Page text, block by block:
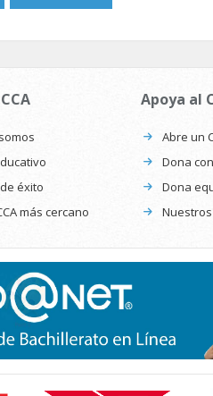
éxito
más cercano
Apoya al
Abre un
Dona
Dona